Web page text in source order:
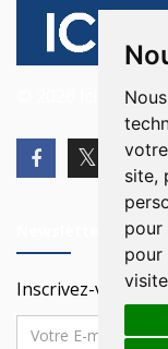
site,
pour
pour
© 2026 Ici
Inscrivez-vous à